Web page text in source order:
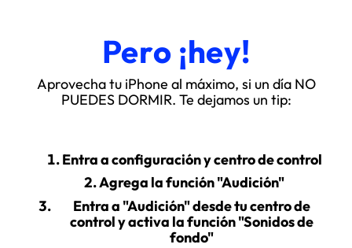
Pero ¡hey!
Aprovecha tu iPhone al máximo, si un día NO
PUEDES DORMIR. Te dejamos un tip:
Entra a configuración y centro de control
Agrega la función "Audición"
Entra a "Audición" desde tu centro de
control y activa la función "Sonidos de
fondo"